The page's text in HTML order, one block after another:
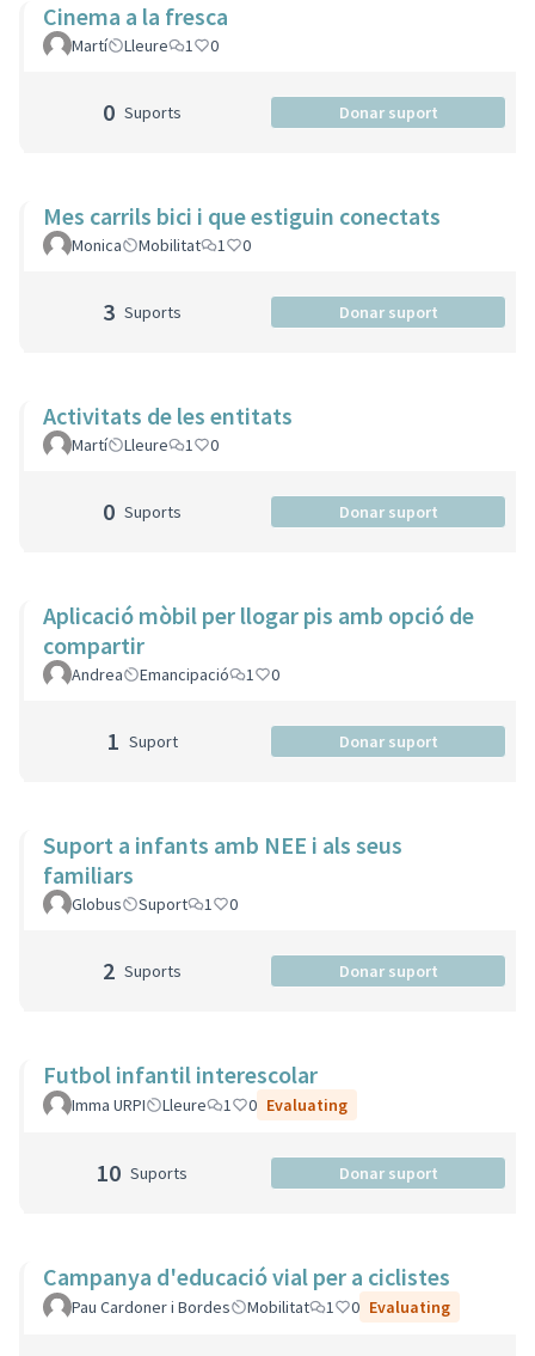
Cinema a la fresca
Martí Lleure 1 0
0 Suports Donar suport
Mes carrils bici i que estiguin conectats
Monica Mobilitat 1 0
3 Suports Donar suport
Activitats de les entitats
Martí Lleure 1 0
0 Suports Donar suport
Aplicació mòbil per llogar pis amb opció de
compartir
Andrea Emancipació 1 0
1 Suport Donar suport
Suport a infants amb NEE i als seus
familiars
Globus Suport 1 0
2 Suports Donar suport
Futbol infantil interescolar
Imma URPI Lleure 1 0 Evaluating
10 Suports Donar suport
Campanya d'educació vial per a ciclistes
Pau Cardoner i Bordes Mobilitat 1 0 Evaluating